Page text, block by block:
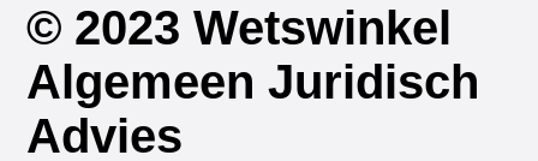
© 2023 Wetswinkel
Algemeen Juridisch
Advies